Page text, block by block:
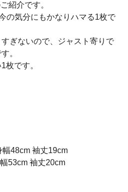
紹介です。
の気分にもかなりハマる1枚で
ぎないので、ジャスト寄りで
。
枚です。
幅48cm 袖丈19cm
53cm 袖丈20cm